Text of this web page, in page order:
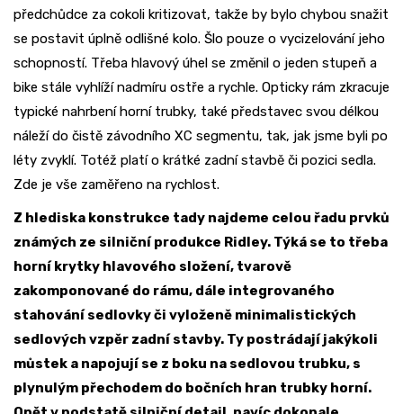
předchůdce za cokoli kritizovat, takže by bylo chybou snažit
se postavit úplně odlišné kolo. Šlo pouze o vycizelování jeho
schopností. Třeba hlavový úhel se změnil o jeden stupeň a
bike stále vyhlíží nadmíru ostře a rychle. Opticky rám zkracuje
typické nahrbení horní trubky, také představec svou délkou
náleží do čistě závodního XC segmentu, tak, jak jsme byli po
léty zvyklí. Totéž platí o krátké zadní stavbě či pozici sedla.
Zde je vše zaměřeno na rychlost.
Z hlediska konstrukce tady najdeme celou řadu prvků
známých ze silniční produkce Ridley. Týká se to třeba
horní krytky hlavového složení, tvarově
zakomponované do rámu, dále integrovaného
stahování sedlovky či vyloženě minimalistických
sedlových vzpěr zadní stavby. Ty postrádají jakýkoli
můstek a napojují se z boku na sedlovou trubku, s
plynulým přechodem do bočních hran trubky horní.